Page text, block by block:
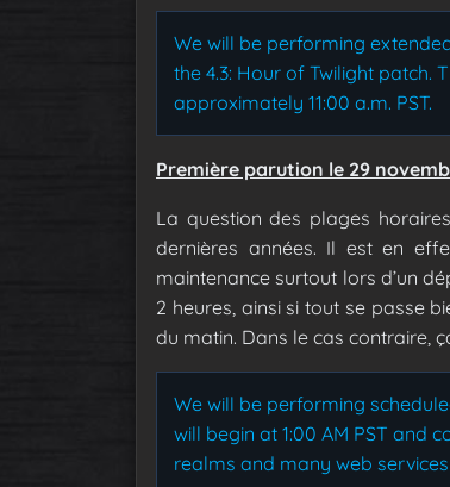
We will be performing
the 4.3: Hour of Twilight patch.
approximately 11:00 a.m. PST.
Première parution le 29
La question des plages
dernières années. Il est en
maintenance surtout lors d’un
2 heures, ainsi si tout se passe
du matin. Dans le cas contraire,
We will be performing
will begin at 1:00 AM PST and
realms and many web